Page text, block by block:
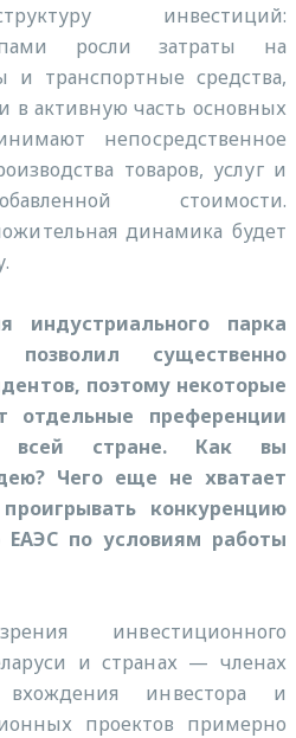
инвестиций:
росли затраты на
и транспортные средства,
в активную часть основных
непосредственное
товаров, услуг и
стоимости.
динамика будет
парка
существенно
поэтому некоторые
отдельные преференции
всей стране. Как вы
Чего еще не хватает
конкуренцию
по условиям работы
инвестиционного
и странах — членах
инвестора и
проектов примерно